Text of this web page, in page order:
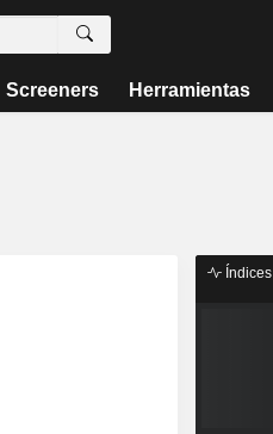
Screeners Herramientas
Índices